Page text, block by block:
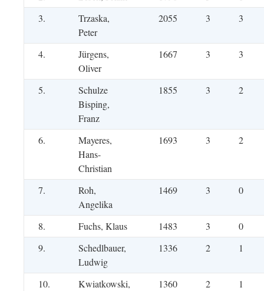
3.
Trzaska,
Peter
2055 3 3
4.
Jürgens,
Oliver
1667 3 3
5.
Schulze
Bisping,
Franz
1855 3 2
6.
Mayeres,
Hans-
Christian
1693 3 2
7.
Roh,
Angelika
1469 3 0
8. Fuchs, Klaus 1483 3
0
9.
Schedlbauer,
Ludwig
1336 2 1
10.
Kwiatkowski,
1360 2 1